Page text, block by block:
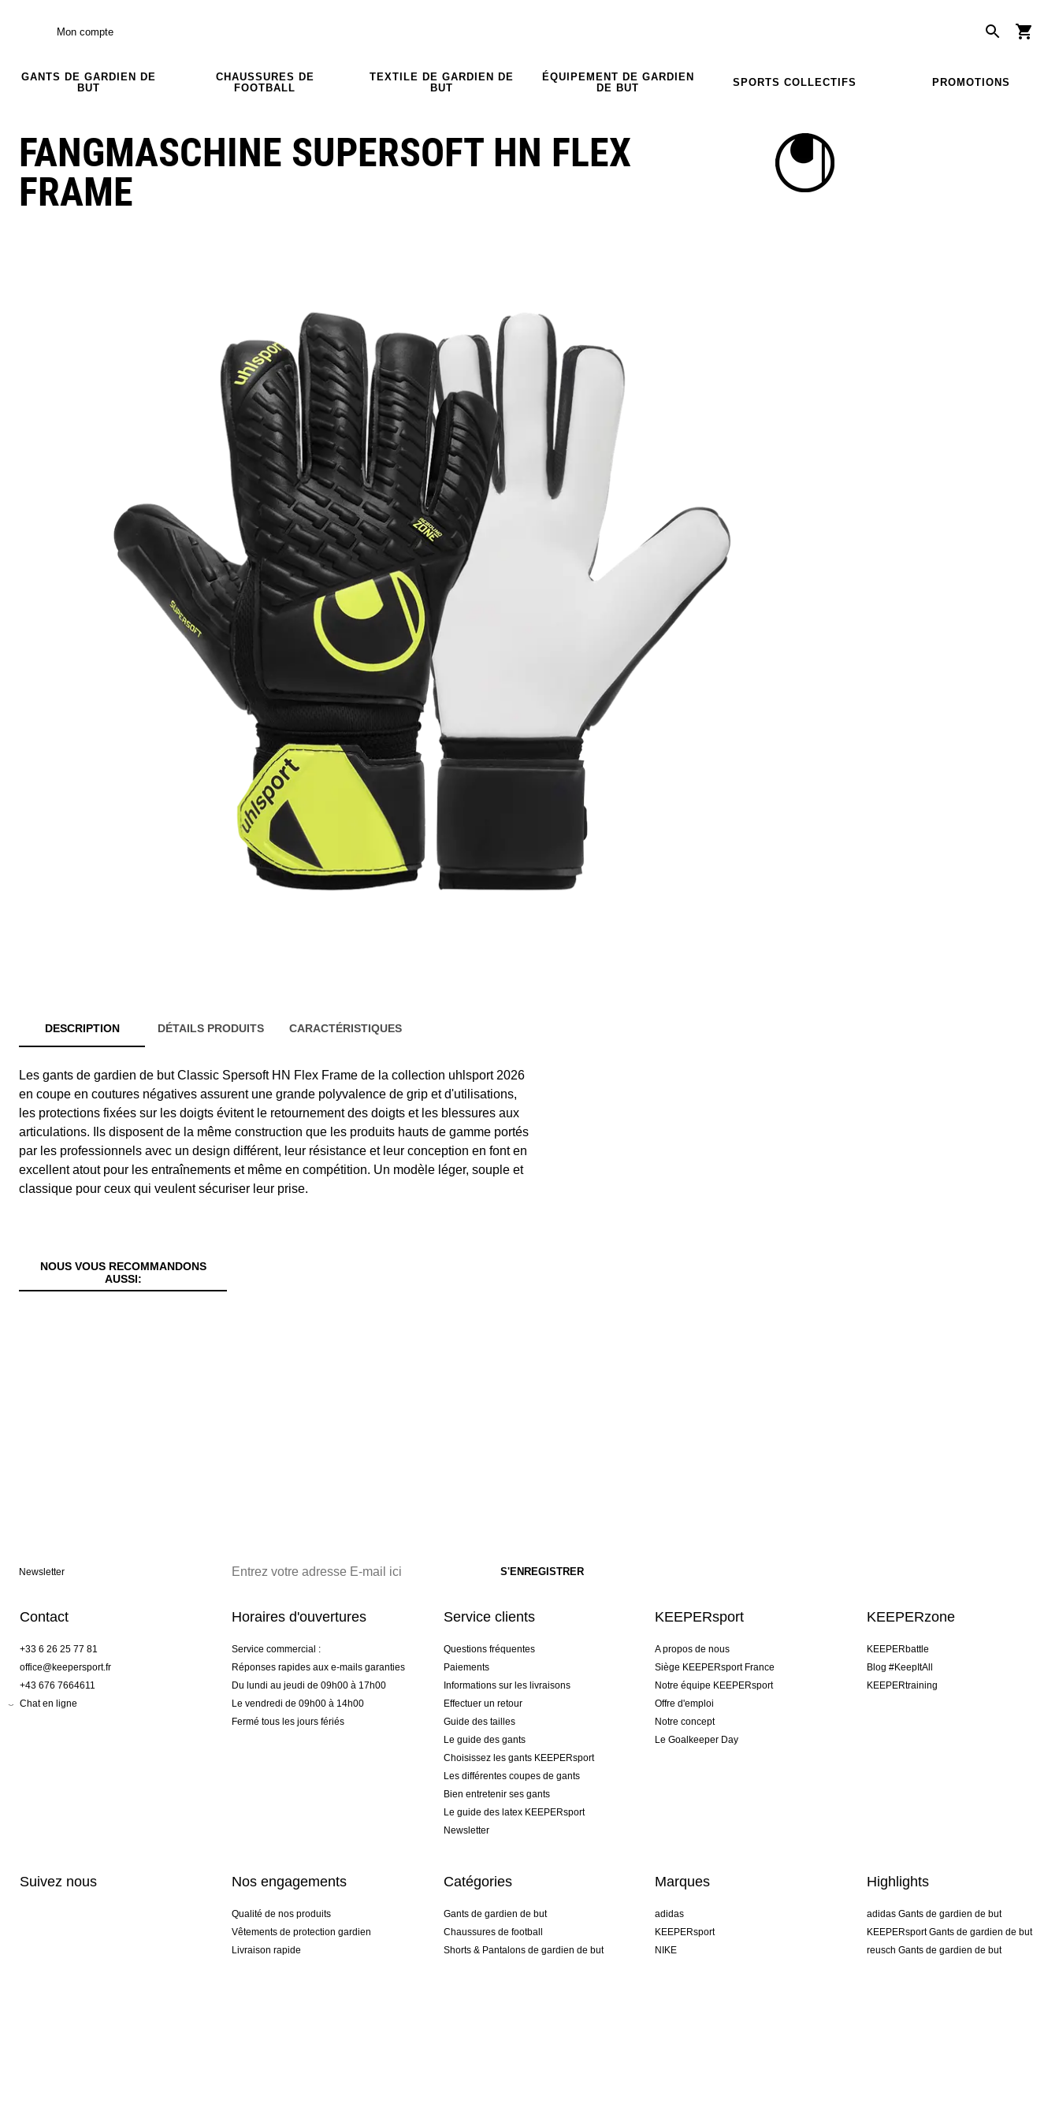
Mon compte
GANTS DE GARDIEN DE
BUT
CHAUSSURES DE
FOOTBALL
TEXTILE DE GARDIEN DE
BUT
ÉQUIPEMENT DE GARDIEN
DE BUT
SPORTS COLLECTIFS PROMOTIONS
FANGMASCHINE SUPERSOFT HN FLEX
FRAME
DESCRIPTION DÉTAILS PRODUITS CARACTÉRISTIQUES
Les gants de gardien de but Classic Spersoft HN Flex Frame de la collection uhlsport 2026
en coupe en coutures négatives assurent une grande polyvalence de grip et d'utilisations,
les protections fixées sur les doigts évitent le retournement des doigts et les blessures aux
articulations. Ils disposent de la même construction que les produits hauts de gamme portés
par les professionnels avec un design différent, leur résistance et leur conception en font en
excellent atout pour les entraînements et même en compétition. Un modèle léger, souple et
classique pour ceux qui veulent sécuriser leur prise.
NOUS VOUS RECOMMANDONS
AUSSI:
Newsletter
Contact
+33 6 26 25 77 81
office@keepersport.fr
+43 676 7664611
Chat en ligne
Horaires d'ouvertures
Service commercial :
Réponses rapides aux e-mails garanties
Du lundi au jeudi de 09h00 à 17h00
Le vendredi de 09h00 à 14h00
Fermé tous les jours fériés
Service clients
Questions fréquentes
Paiements
Informations sur les livraisons
Effectuer un retour
Guide des tailles
Le guide des gants
Choisissez les gants KEEPERsport
Les différentes coupes de gants
Bien entretenir ses gants
Le guide des latex KEEPERsport
Newsletter
KEEPERsport
A propos de nous
Siège KEEPERsport France
Notre équipe KEEPERsport
Offre d'emploi
Notre concept
Le Goalkeeper Day
KEEPERzone
KEEPERbattle
Blog #KeepItAll
KEEPERtraining
Suivez nous Nos engagements
Qualité de nos produits
Vêtements de protection gardien
Livraison rapide
Catégories
Gants de gardien de but
Chaussures de football
Shorts & Pantalons de gardien de but
Marques
adidas
KEEPERsport
NIKE
Highlights
adidas Gants de gardien de but
KEEPERsport Gants de gardien de but
reusch Gants de gardien de but